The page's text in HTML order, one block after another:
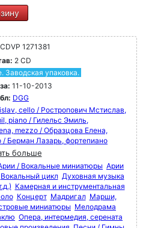
CDVP 1271381
2 CD
Заводская упаковка.
11-10-2013
DGG
cello / Ростропович Мстислав,
piano / Гилельс Эмиль,
mezzo / Образцова Елена,
/ Берман Лазарь, фортепиано
больше
/ Вокальные миниатюры Арии
Вокальный цикл Духовная музыка
Камерная и инструментальная
Концерт Мадригал Марши,
миниатюры Мелодрама
Опера, интермедия, серената